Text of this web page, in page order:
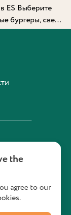
ES Выберите
бургеры, све...
the
agree to our